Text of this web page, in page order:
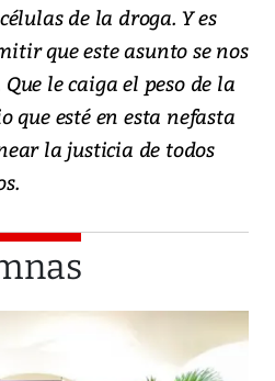
de la droga. Y es
que este asunto se nos
le caiga el peso de la
que esté en esta nefasta
la justicia de todos